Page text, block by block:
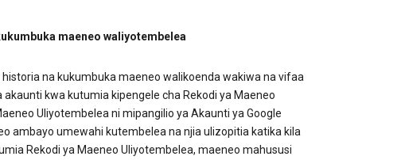
maeneo waliyotembelea
na kukumbuka maeneo walikoenda wakiwa na vifaa
kwa kutumia kipengele cha Rekodi ya Maeneo
Uliyotembelea ni mipangilio ya Akaunti ya Google
ambayo umewahi kutembelea na njia ulizopitia katika kila
Rekodi ya Maeneo Uliyotembelea, maeneo mahususi